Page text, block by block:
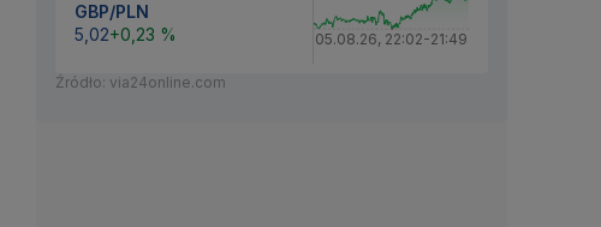
GBP/PLN
5,02+0,23 % 05.08.26, 22:02-21:49
Źródło: via24online.com